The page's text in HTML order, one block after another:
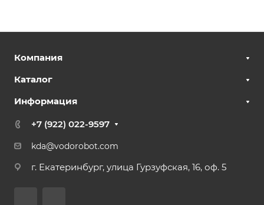
Компания
Каталог
Информация
+7 (922) 022-9597
kda@vodorobot.com
г. Екатеринбург, улица Гурзуфская, 16, оф. 5